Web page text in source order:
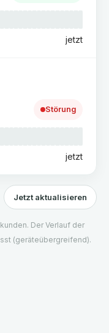
jetzt
Störung
jetzt
Jetzt aktualisieren
Der Verlauf der
(geräteübergreifend).